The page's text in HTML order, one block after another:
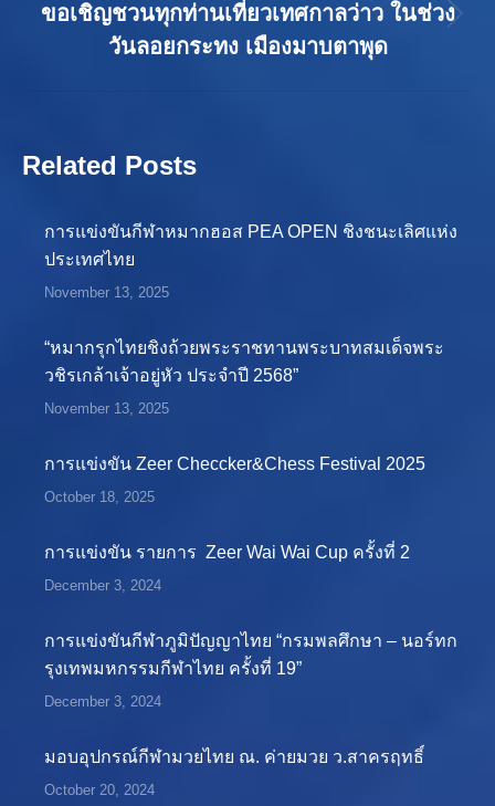
Next
post:
ขอเชิญชวนทุกท่านเที่ยวเทศกาลว่าว ในช่วง
วันลอยกระทง เมืองมาบตาพุด
Related Posts
การแข่งขันกีฬาหมากฮอส PEA OPEN ชิงชนะเลิศแห่ง
ประเทศไทย
November 13, 2025
“หมากรุกไทยชิงถ้วยพระราชทานพระบาทสมเด็จพระ
วชิรเกล้าเจ้าอยู่หัว ประจำปี 2568”
November 13, 2025
การแข่งขัน Zeer Checcker&Chess Festival 2025
October 18, 2025
การแข่งขัน รายการ Zeer Wai Wai Cup ครั้งที่ 2
December 3, 2024
การแข่งขันกีฬาภูมิปัญญาไทย “กรมพลศึกษา – นอร์ทก
รุงเทพมหกรรมกีฬาไทย ครั้งที่ 19”
December 3, 2024
มอบอุปกรณ์กีฬามวยไทย ณ. ค่ายมวย ว.สาครฤทธิ์
October 20, 2024